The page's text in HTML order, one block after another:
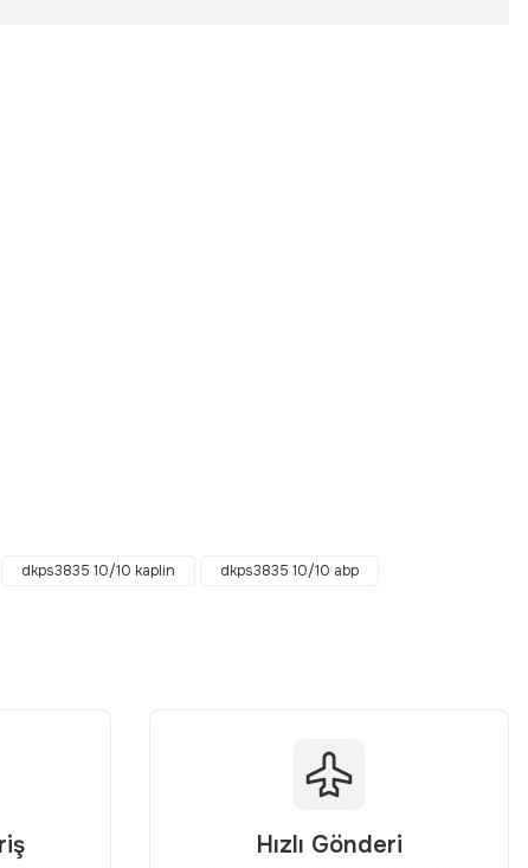
dkps3835 10/10 kaplin dkps3835 10/10 abp
Hızlı Gönderi